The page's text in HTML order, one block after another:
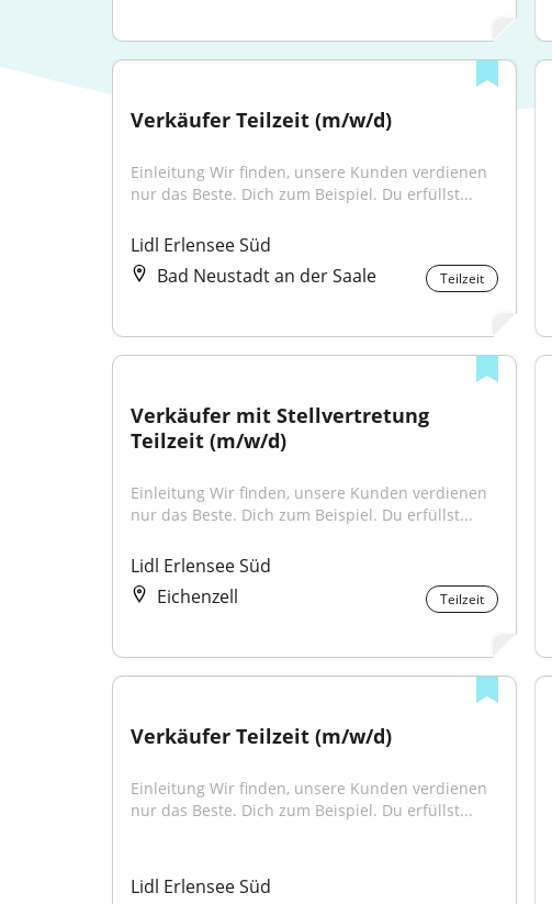
Verkäufer Teilzeit (m/w/d)
Einleitung Wir finden, unsere Kunden verdienen
nur das Beste. Dich zum Beispiel. Du erfüllst...
Lidl Erlensee Süd
Bad Neustadt an der Saale
Teilzeit
Verkäufer mit Stellvertretung
Teilzeit (m/w/d)
Einleitung Wir finden, unsere Kunden verdienen
nur das Beste. Dich zum Beispiel. Du erfüllst...
Lidl Erlensee Süd
Eichenzell
Teilzeit
Verkäufer Teilzeit (m/w/d)
Einleitung Wir finden, unsere Kunden verdienen
nur das Beste. Dich zum Beispiel. Du erfüllst...
Lidl Erlensee Süd